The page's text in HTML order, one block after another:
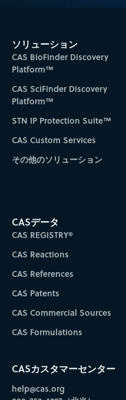
ソリューション
CAS BioFinder Discovery
Platform™
CAS SciFinder Discovery
Platform™
STN IP Protection Suite™
CAS Custom Services
その他のソリューション
CASデータ
CAS REGISTRY®
CAS Reactions
CAS References
CAS Patents
CAS Commercial Sources
CAS Formulations
CASカスタマーセンター
help@cas.org